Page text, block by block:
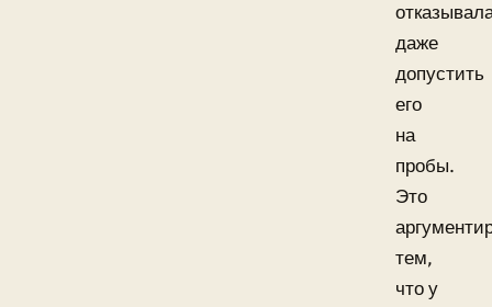
даже
допустить
его
на
пробы.
Это
тем,
что у